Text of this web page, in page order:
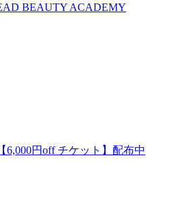
BEAUTY ACADEMY
円off チケット】配布中